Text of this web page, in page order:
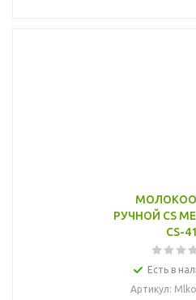
РУЧНОЙ CS
CS-41
Есть в
Артикул: